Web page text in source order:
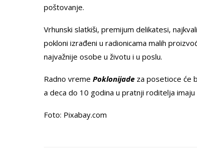
poštovanje.
Vrhunski slatkiši, premijum delikatesi,
pokloni izrađeni u radionicama malih
najvažnije osobe u životu i u poslu.
Radno vreme Poklonijade za posetioce će
a deca do 10 godina u pratnji roditelja imaju
Foto: Pixabay.com